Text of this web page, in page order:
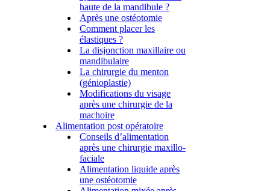
haute de la mandibule ?
Après une ostéotomie
Comment placer les
élastiques ?
La disjonction maxillaire ou
mandibulaire
La chirurgie du menton
(génioplastie)
Modifications du visage
après une chirurgie de la
machoire
Alimentation post opératoire
Conseils d’alimentation
après une chirurgie maxillo-
faciale
Alimentation liquide après
une ostéotomie